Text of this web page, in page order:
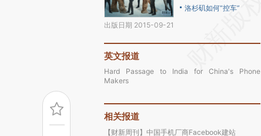
出版日期 2015-09-21
洛杉矶如何“控车”
英文报道
Hard Passage to India for China's Phone
Makers
相关报道
【财新周刊】中国手机厂商Facebook建站